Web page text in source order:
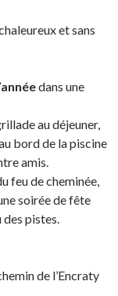
et sans
dans une
au déjeuner,
bord de la piscine
amis.
feu de cheminée,
soirée de fête
pistes.
de l’Encraty